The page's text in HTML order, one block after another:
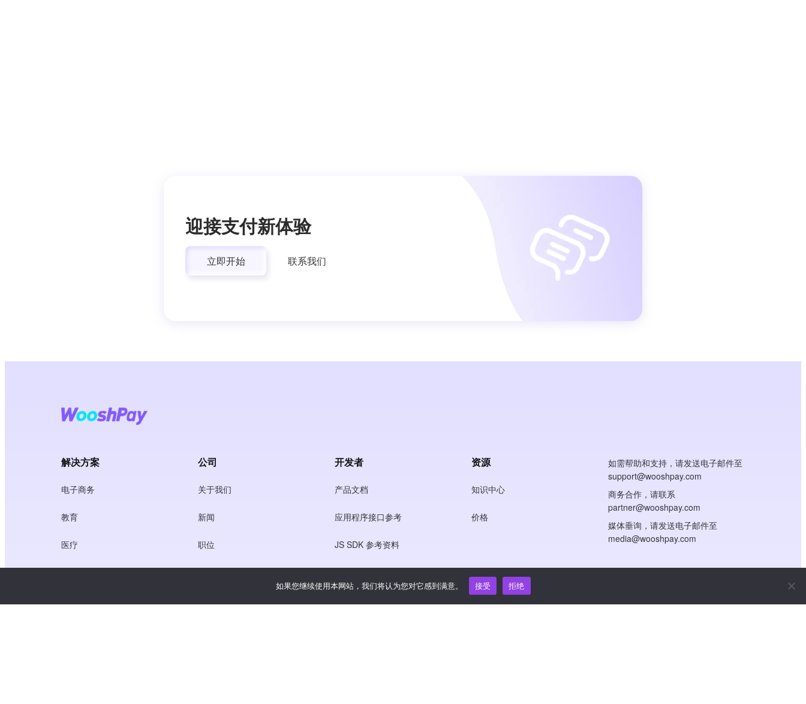
迎接支付新体验
立即开始 联系我们
解决方案
电子商务
教育
医疗
公司
关于我们
新闻
职位
开发者
产品文档
应用程序接口参考
JS SDK 参考资料
资源
知识中心
价格
如需帮助和支持，请发送电子邮件至
support@wooshpay.com
商务合作，请联系
partner@wooshpay.com
媒体垂询，请发送电子邮件至
media@wooshpay.com
如果您继续使用本网站，我们将认为您对它感到满意。 接受 拒绝